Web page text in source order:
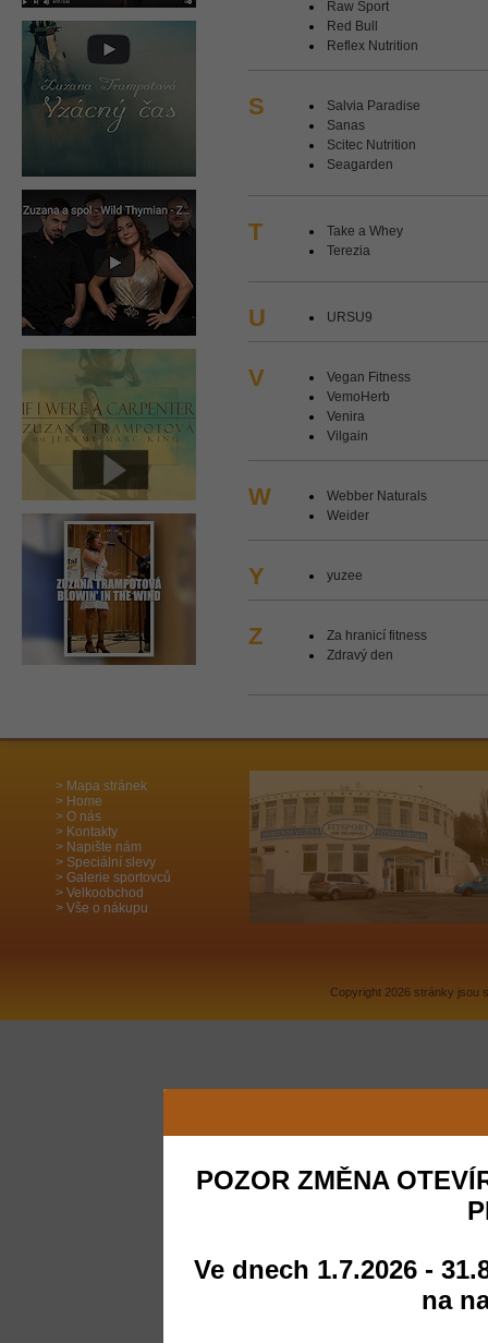
Raw Sport
Red Bull
Reflex Nutrition
S
Salvia Paradise
Sanas
Scitec Nutrition
Seagarden
T
Take a Whey
Terezia
U URSU9
V
Vegan Fitness
VemoHerb
Venira
Vilgain
W
Webber Naturals
Weider
Y yuzee
Z
Za hranicí fitness
Zdravý den
Mapa stránek
Home
O nás
Kontakty
Napište nám
Speciální slevy
Galerie sportovců
Velkoobchod
Vše o nákupu
POZOR ZMĚNA
Ve dnech 1.7.2026 -
na
Copyright 2026 stránky jsou